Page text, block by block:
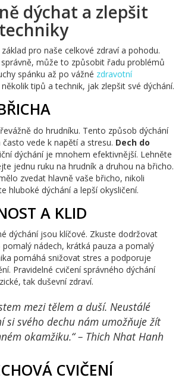
dýchat a zlepšit
pro naše celkové zdraví a pohodu.
může to způsobit řadu problémů
spánku až po vážné zdravotní
tipů a technik, jak zlepšit své dýchání.
do hrudníku. Tento způsob dýchání
vede k napětí a stresu. Dech do
dýchání je mnohem efektivnější. Lehněte
jednu ruku na hrudník a druhou na břicho.
zvedat hlavně vaše břicho, nikoli
hluboké dýchání a lepší okysličení.
A KLID
dýchání jsou klíčové. Zkuste dodržovat
nádech, krátká pauza a pomalý
pomáhá snižovat stres a podporuje
Pravidelné cvičení správného dýchání
tak duševní zdraví.
mezi tělem a duší. Neustálé
si svého dechu nám umožňuje žít
okamžiku.“ – Thich Nhat Hanh
CVIČENÍ